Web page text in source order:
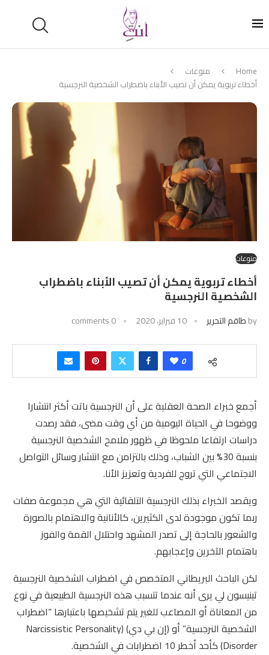
Home
منوعات
أخطاء تربوية يمكن أن تصيب الأبناء باضطراب الشخصية النرجسية
منوعات
أخطاء تربوية يمكن أن تصيب الأبناء باضطراب
الشخصية النرجسية
byطاقم التحرير 10 فبراير، 2020 0 comments
0
أجمع خبراء الصحة العقلية على أن النرجسية باتت أكثر انتشارا
ووضوحا في الحياة اليومية من أي وقت مضى، فقد رصدت
دراسات ارتفاعا ملحوظا في ظهور ملامح الشخصية النرجسية
بنسبة 30% بين الشباب، وذلك بالتزامن مع انتشار وسائل التواصل
الاجتماعي التي تروج للفردية وتعزيز الأنا.
ويقصد الخبراء بذلك النرجسية التلقائية التي هي مجموعة صفات
ربما تكون موجودة لدى الكثيرين، كالأنانية والاهتمام بالصورة
والشعور بالحاجة إلى تصدر المشهد واحتلال القمة والفوز
باهتمام الآخرين وإعجابهم.
لكن الباحث البريطاني المتخصص في اضطراب الشخصية النرجسية
تينيسون لي يرى أنه عندما تتسبب هذه النرجسية الطبيعية في نوع
من المعاناة أو المصاعب للغير يتم تشخيصها باعتبارها “اضطراب
الشخصية النرجسية” أو (إن بي دي) (Narcissistic Personality
Disorder) كأحد أخطر 10 اضطرابات في الشخصية.